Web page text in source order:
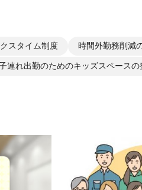
スタイム制度 時間外勤務削減
連れ出勤のためのキッズスペースの